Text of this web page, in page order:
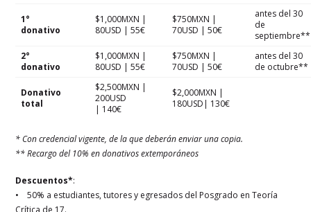
1°
donativo
$1,000MXN |
80USD | 55€
$750MXN |
70USD | 50€
antes del 30
de
septiembre**
2°
donativo
$1,000MXN |
80USD | 55€
$750MXN |
70USD | 50€
antes del 30
de octubre**
Donativo
total
$2,500MXN |
200USD
| 140€
$2,000MXN |
180USD| 130€
* Con credencial vigente, de la que deberán enviar una copia.
** Recargo del 10% en donativos extemporáneos
Descuentos*:
• 50% a estudiantes, tutores y egresados del Posgrado en Teoría
Crítica de 17.